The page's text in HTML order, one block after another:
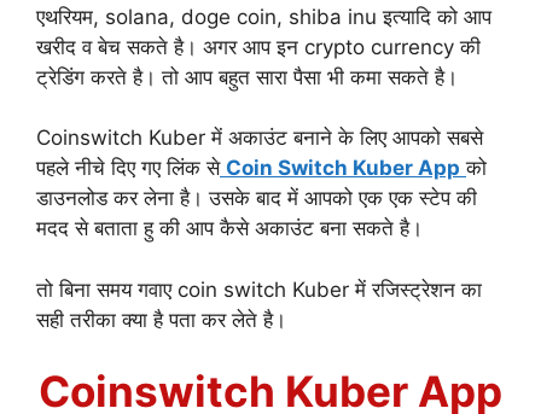
एथरियम, solana, doge coin, shiba inu इत्यादि को आप
खरीद व बेच सकते है। अगर आप इन crypto currency की
ट्रेडिंग करते है। तो आप बहुत सारा पैसा भी कमा सकते है।
Coinswitch Kuber में अकाउंट बनाने के लिए आपको सबसे
पहले नीचे दिए गए लिंक से Coin Switch Kuber App को
डाउनलोड कर लेना है। उसके बाद में आपको एक एक स्टेप की
मदद से बताता हु की आप कैसे अकाउंट बना सकते है।
तो बिना समय गवाए coin switch Kuber में रजिस्ट्रेशन का
सही तरीका क्या है पता कर लेते है।
Coinswitch Kuber App